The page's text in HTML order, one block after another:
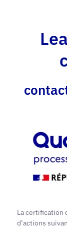
La certification
d’actions